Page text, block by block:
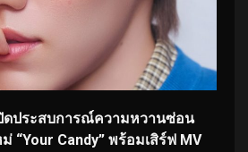
ปิดประสบการณ์ความหวานซ่อน
“Your Candy” พร้อมเสิร์ฟ MV